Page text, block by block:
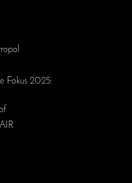
Fokus 2025: